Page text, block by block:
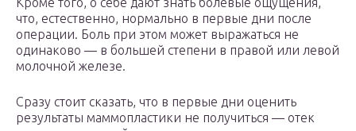
что, естественно, нормально в первые дни после
операции. Боль при этом может выражаться не
одинаково — в большей степени в правой или левой
молочной железе.
Сразу стоит сказать, что в первые дни оценить
результаты маммопластики не получиться — отек